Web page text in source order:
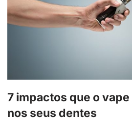
7 impactos que o
nos seus dentes